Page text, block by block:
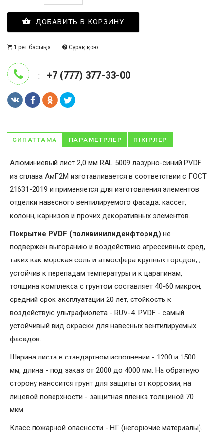
ДОБАВИТЬ В КОРЗИНУ
1 рет басыңыз Сұрақ қою
: +7 (777) 377-33-00
СИПАТТАМА ПАРАМЕТРЛЕР ПІКІРЛЕР
Алюминиевый лист 2,0 мм RAL 5009 лазурно-синий PVDF
из сплава АмГ2М изготавливается в соответствии с ГОСТ
21631-2019 и применяется для изготовления элементов
отделки навесного вентилируемого фасада: кассет,
колонн, карнизов и прочих декоративных элементов.
Покрытие PVDF (поливинилиденфторид) не
подвержен выгоранию и воздействию агрессивных сред,
таких как морская соль и атмосфера крупных городов, ,
устойчив к перепадам температуры и к царапинам,
толщина комплекса с грунтом составляет 40-60 микрон,
средний срок эксплуатации 20 лет, стойкость к
воздействую ультрафиолета - RUV-4. PVDF - самый
устойчивый вид окраски для навесных вентилируемых
фасадов.
Ширина листа в стандартном исполнении - 1200 и 1500
мм, длина - под заказ от 2000 до 4000 мм. На обратную
сторону наносится грунт для защиты от коррозии, на
лицевой поверхности - защитная пленка толщиной 70
мкм.
Класс пожарной опасности - НГ (негорючие материалы).